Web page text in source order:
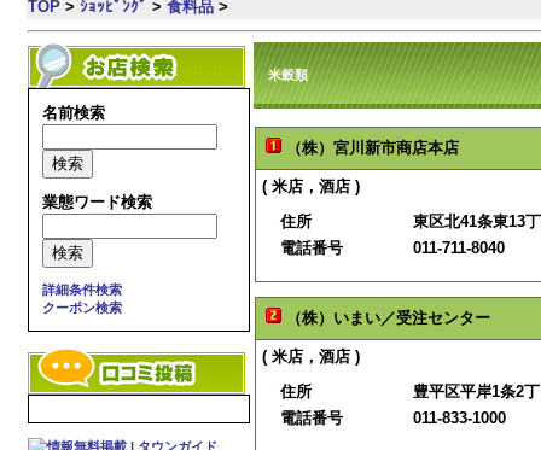
TOP > ｼｮｯﾋﾟﾝｸﾞ > 食料品 >
名前検索
業態ワード検索
詳細条件検索
クーポン検索
米穀類
（株）宮川新市商店本店
( 米店，酒店 )
住所
東区北41条東13
電話番号
011-711-8040
（株）いまい／受注センター
( 米店，酒店 )
住所
豊平区平岸1条2
電話番号
011-833-1000